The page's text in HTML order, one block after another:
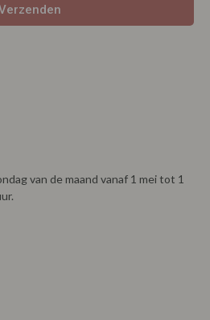
van de maand vanaf 1 mei tot 1